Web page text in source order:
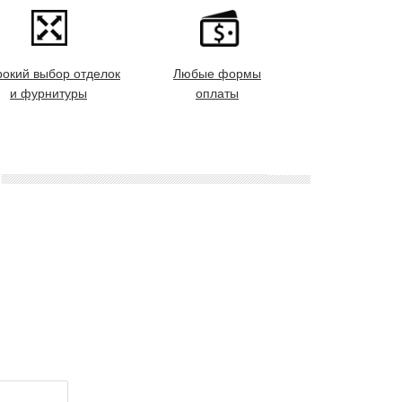
выбор отделок
и фурнитуры
Любые формы
оплаты